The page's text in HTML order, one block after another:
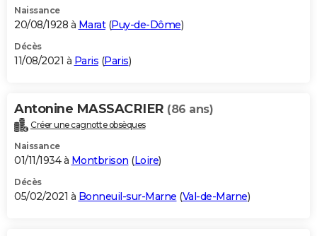
Naissance
20/08/1928 à Marat(Puy-de-Dôme)
Décès
11/08/2021 à Paris (Paris)
Antonine MASSACRIER (86 ans)
Créer une cagnotte obsèques
Naissance
01/11/1934 à Montbrison (Loire)
Décès
05/02/2021 à Bonneuil-sur-Marne (Val-de-Marne)